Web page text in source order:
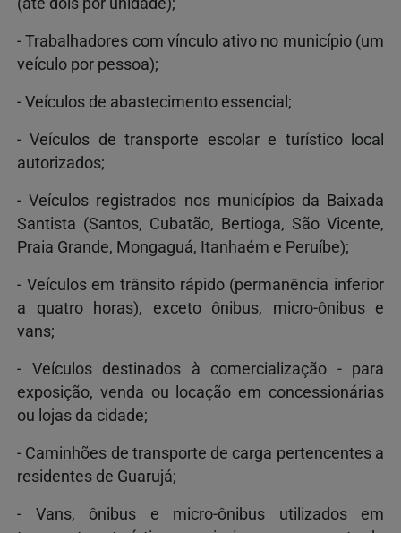
- Trabalhadores com vínculo ativo no município (um
veículo por pessoa);
- Veículos de abastecimento essencial;
- Veículos de transporte escolar e turístico local
autorizados;
- Veículos registrados nos municípios da Baixada
Santista (Santos, Cubatão, Bertioga, São Vicente,
Praia Grande, Mongaguá, Itanhaém e Peruíbe);
- Veículos em trânsito rápido (permanência inferior
a quatro horas), exceto ônibus, micro-ônibus e
vans;
- Veículos destinados à comercialização - para
exposição, venda ou locação em concessionárias
ou lojas da cidade;
- Caminhões de transporte de carga pertencentes a
residentes de Guarujá;
- Vans, ônibus e micro-ônibus utilizados em